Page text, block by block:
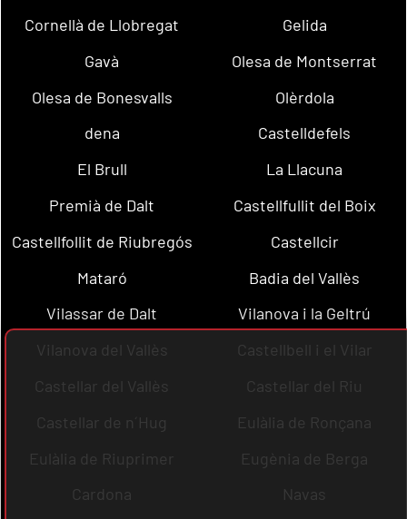
Cornellà de Llobregat
Gelida
Gavà
Olesa de Montserrat
Olesa de Bonesvalls
Olèrdola
dena
Castelldefels
El Brull
La Llacuna
Premià de Dalt
Castellfullit del Boix
Castellfollit de Riubregós
Castellcir
Mataró
Badia del Vallès
Vilassar de Dalt
Vilanova i la Geltrú
Vilanova del Vallès
Castellbell i el Vilar
Castellar del Vallès
Castellar del Riu
Castellar de n´Hug
Eulàlia de Ronçana
Eulàlia de Riuprimer
Eugènia de Berga
Cardona
Navas